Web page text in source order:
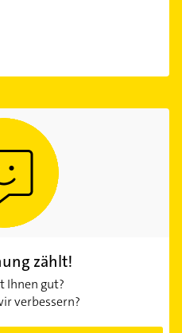
zählt!
Ihnen gut?
verbessern?